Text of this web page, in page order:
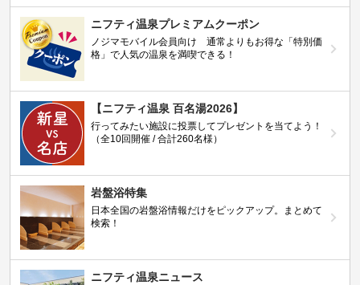
ニフティ温泉プレミアムクーポン
ノジマモバイル会員向け 通常よりもお得な「特別価
格」で人気の温泉を満喫できる！
【ニフティ温泉 百名湯2026】
行ってみたい施設に投票してプレゼントを当てよう！
（全10回開催 / 合計260名様）
岩盤浴特集
日本全国の岩盤浴情報だけをピックアップ。まとめて
検索！
ニフティ温泉ニュース